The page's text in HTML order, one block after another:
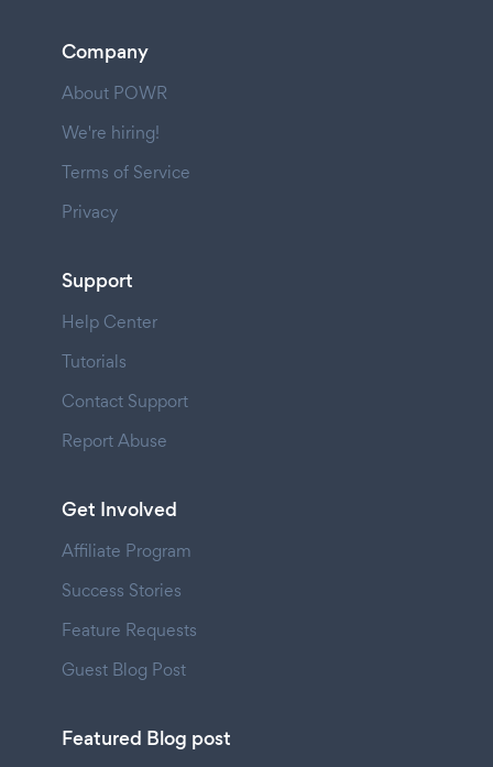
Company
About POWR
We're hiring!
Terms of Service
Privacy
Support
Help Center
Tutorials
Contact Support
Report Abuse
Get Involved
Affiliate Program
Success Stories
Feature Requests
Guest Blog Post
Featured Blog post